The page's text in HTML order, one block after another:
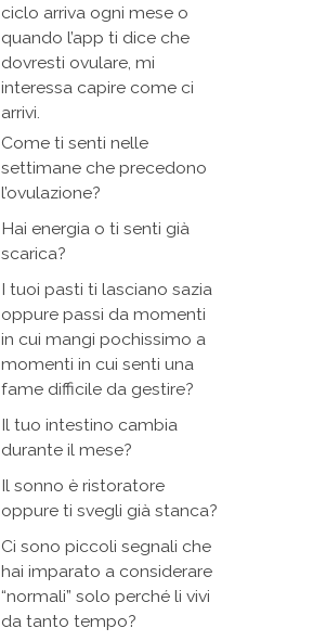
ciclo arriva ogni mese o
quando l’app ti dice che
dovresti ovulare, mi
interessa capire come ci
arrivi.
Come ti senti nelle
settimane che precedono
l’ovulazione?
Hai energia o ti senti già
scarica?
I tuoi pasti ti lasciano sazia
oppure passi da momenti
in cui mangi pochissimo a
momenti in cui senti una
fame difficile da gestire?
Il tuo intestino cambia
durante il mese?
Il sonno è ristoratore
oppure ti svegli già stanca?
Ci sono piccoli segnali che
hai imparato a considerare
“normali” solo perché li vivi
da tanto tempo?